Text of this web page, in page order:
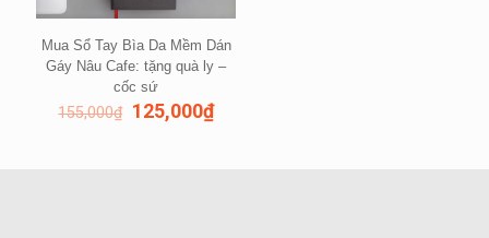
Mua Sổ Tay Bìa Da Mềm Dán
Gáy Nâu Cafe: tặng quà ly –
cốc sứ
155,000₫ 125,000₫